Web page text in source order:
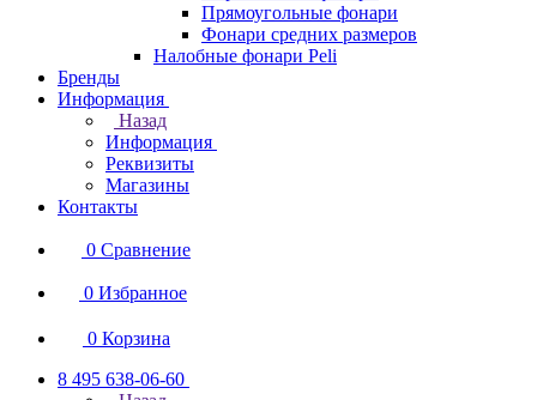
Прямоугольные фонари
Фонари средних размеров
Налобные фонари Peli
Бренды
Информация
Назад
Информация
Реквизиты
Магазины
Контакты
0 Сравнение
0 Избранное
0 Корзина
8 495 638-06-60